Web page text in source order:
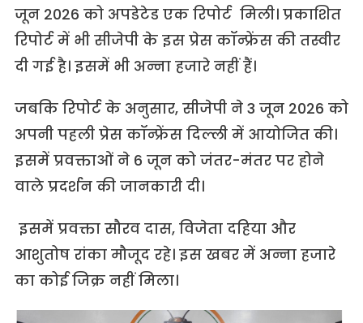
जून 2026 को अपडेटेड एक रिपोर्ट मिली। प्रकाशित
रिपोर्ट में भी सीजेपी के इस प्रेस कॉन्फ्रेंस की तस्वीर
दी गई है। इसमें भी अन्ना हजारे नहीं हैं।
जबकि रिपोर्ट के अनुसार, सीजेपी ने 3 जून 2026 को
अपनी पहली प्रेस कॉन्फ्रेंस दिल्ली में आयोजित की।
इसमें प्रवक्ताओं ने 6 जून को जंतर-मंतर पर होने
वाले प्रदर्शन की जानकारी दी।
इसमें प्रवक्ता सौरव दास, विजेता दहिया और
आशुतोष रांका मौजूद रहे। इस खबर में अन्ना हजारे
का कोई जिक्र नहीं मिला।